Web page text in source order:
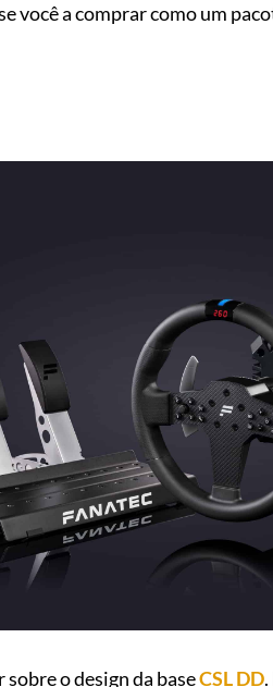
você a comprar como um
o design da baseCSL DD